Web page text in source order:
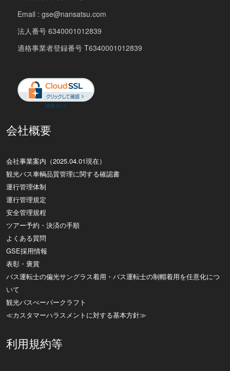
Email : gse@nansatsu.com
法人番号 6340001012839
適格事業者登録番号 T6340001012839
会社概要
会社事業案内（2025.04.01現在）
観光バス車輌品質管理に関する確認書
運行管理体制
運行管理規定
安全管理規程
ツアー予約・決済の手順
よくある質問
GSE採用情報
表彰・褒賞
バス運転士の偏光サングラス着用・バス運転士の制帽着用を任意化につ
いて
観光バスぺーパークラフト
≪カスタマーハラスメントに対する基本方針≫
利用規約等